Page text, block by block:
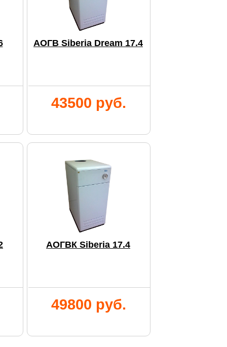
АОГВ Siberia Dream 17.4
43500 руб.
АОГВК Siberia 17.4
49800 руб.